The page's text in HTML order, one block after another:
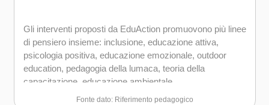
Gli interventi proposti da EduAction promuovono più linee
di pensiero insieme: inclusione, educazione attiva,
psicologia positiva, educazione emozionale, outdoor
education, pedagogia della lumaca, teoria della
capacitazione, educazione ambientale
Fonte dato: Riferimento pedagogico